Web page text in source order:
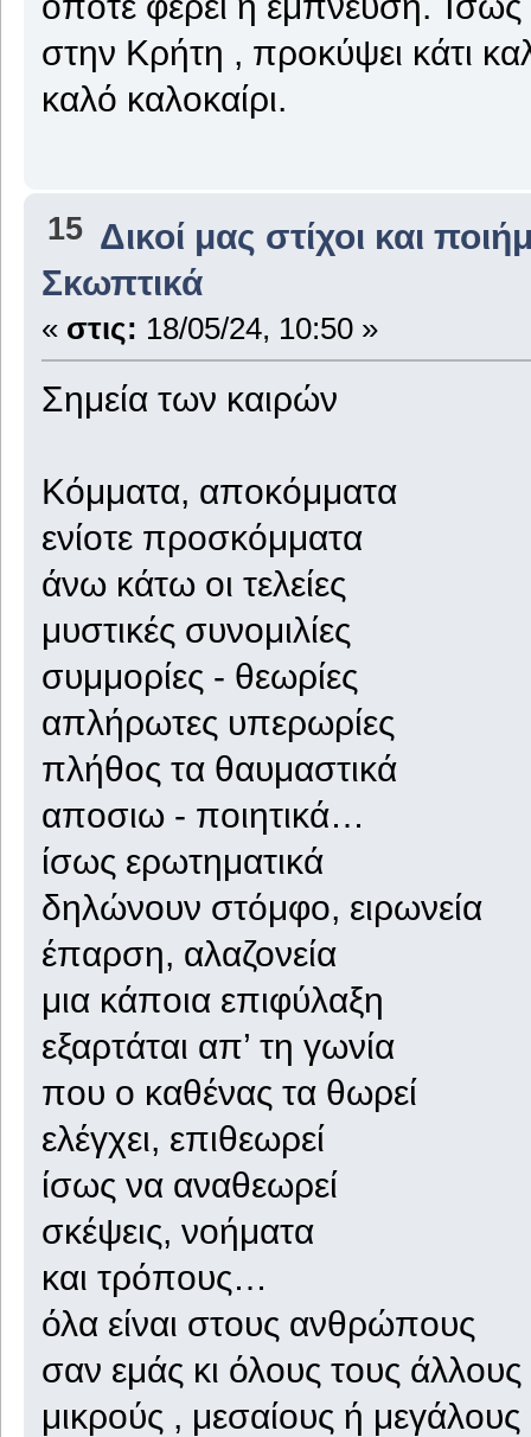
στην Κρήτη , προκύψει κάτι
καλό καλοκαίρι.
15 Δικοί μας στίχοι και
Σκωπτικά
« στις: 18/05/24, 10:50 »
Σημεία των καιρών
Κόμματα, αποκόμματα
ενίοτε προσκόμματα
άνω κάτω οι τελείες
μυστικές συνομιλίες
συμμορίες - θεωρίες
απλήρωτες υπερωρίες
πλήθος τα θαυμαστικά
αποσιω - ποιητικά…
ίσως ερωτηματικά
δηλώνουν στόμφο, ειρωνεία
έπαρση, αλαζονεία
μια κάποια επιφύλαξη
εξαρτάται απ’ τη γωνία
που ο καθένας τα θωρεί
ελέγχει, επιθεωρεί
ίσως να αναθεωρεί
σκέψεις, νοήματα
και τρόπους…
όλα είναι στους ανθρώπους
σαν εμάς κι όλους τους άλλους
μικρούς , μεσαίους ή μεγάλους